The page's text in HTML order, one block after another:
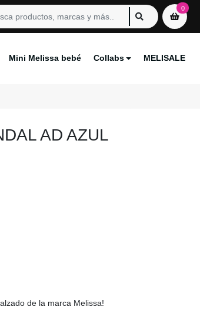
0
Mini Melissa bebé Collabs MELISALE
AD AZUL
de la marca Melissa!